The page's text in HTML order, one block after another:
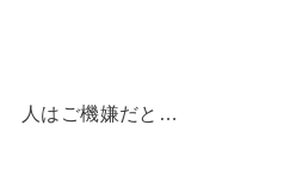
人はご機嫌だと…